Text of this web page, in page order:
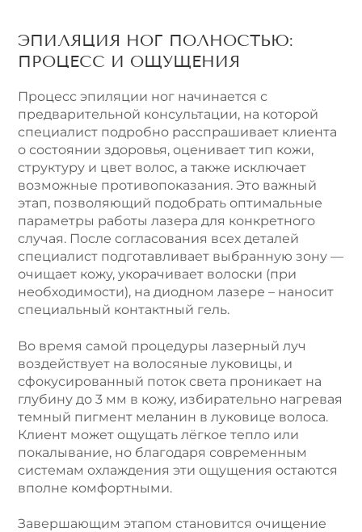
ЭПИЛЯЦИЯ НОГ ПОЛНОСТЬЮ:
ПРОЦЕСС И ОЩУЩЕНИЯ
Процесс эпиляции ног начинается с
предварительной консультации, на которой
специалист подробно расспрашивает клиента
о состоянии здоровья, оценивает тип кожи,
структуру и цвет волос, а также исключает
возможные противопоказания. Это важный
этап, позволяющий подобрать оптимальные
параметры работы лазера для конкретного
случая. После согласования всех деталей
специалист подготавливает выбранную зону —
очищает кожу, укорачивает волоски (при
необходимости), на диодном лазере – наносит
специальный контактный гель.
Во время самой процедуры лазерный луч
воздействует на волосяные луковицы, и
сфокусированный поток света проникает на
глубину до 3 мм в кожу, избирательно нагревая
темный пигмент меланин в луковице волоса.
Клиент может ощущать лёгкое тепло или
покалывание, но благодаря современным
системам охлаждения эти ощущения остаются
вполне комфортными.
Завершающим этапом становится очищение